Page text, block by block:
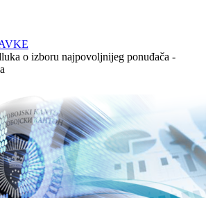
o izboru najpovoljnijeg ponuđača -